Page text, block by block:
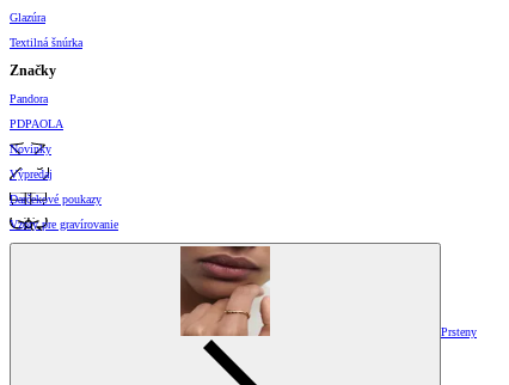
Glazúra
Textilná šnúrka
Značky
Pandora
PDPAOLA
Novinky
Výpredaj
Darčekové poukazy
Vzory pre gravírovanie
Prsteny